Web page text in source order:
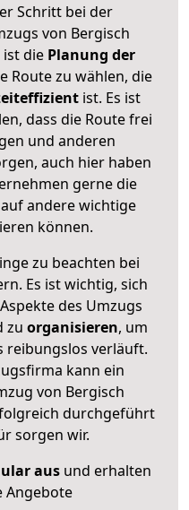
Schritt bei der
von Bergisch
ist die Planung der
Route zu wählen, die
ist. Es ist
dass die Route frei
und anderen
auch hier haben
gerne die
andere wichtige
können.
zu beachten bei
Es ist wichtig, sich
des Umzugs
zu organisieren, um
reibungslos verläuft.
kann ein
von Bergisch
durchgeführt
sorgen wir.
ausund erhalten
Angebote